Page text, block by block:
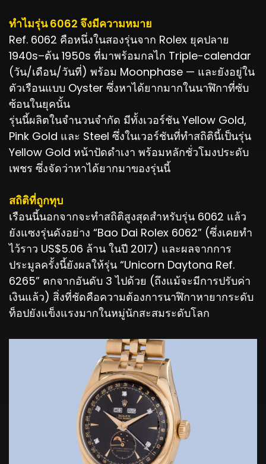
ทำไมรุ่น 6062 จึงมีความหมาย
Ref. 6062 คือหนึ่งในสองรุ่นจาก Rolex ยุคปลาย
1940s–ต้น 1950s ที่มาพร้อมกลไก Triple-calendar
(วัน/เดือน/วันที่) พร้อม Moonphase — และยังอยู่ใน
ตัวเรือนแบบ Oyster ซึ่งหาได้ยากมากในนาฬิกาที่ซับ
ซ้อนในยุคนั้น
รุ่นนี้ผลิตในจำนวนจำกัด มีทั้งเวอร์ชัน Yellow Gold,
Pink Gold และ Steel ซึ่งในเวอร์ชันที่ทำสถิตินี้เป็นรุ่น
Yellow Gold หน้าปัดดำเงา พร้อมหลักชั่วโมงประดับ
เพชร ซึ่งจัดว่าหาได้ยากมาของรุ่นนี้
สถิติที่ถูกทุบ
เรือนนี้นอกจากจะทำสถิติสูงสุดสำหรับรุ่น 6062 แล้ว
ยังแซงรุ่นดังอย่าง “Bao Dai Rolex 6062” (ซึ่งเคยทำ
ไว้ราว US$5.06 ล้าน ในปี 2017) และผลจากการ
ประมูลครั้งนี้ยังผลให้รุ่น “Unicorn Daytona Ref.
6265” ตกจากอันดับ 3 ไปด้วย (ถึงแม้จะมีการปรับค่า
เงินแล้ว) สิ่งที่ชัดคือความต้องการนาฬิกาหายากระดับ
ท็อปยังแข็งแรงมากในหมู่นักสะสมระดับโลก